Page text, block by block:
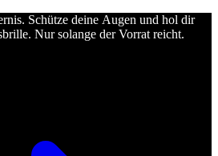
Schütze deine Augen und hol dir
Nur solange der Vorrat reicht.